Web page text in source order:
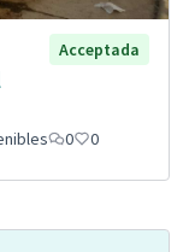
Acceptada
0 0